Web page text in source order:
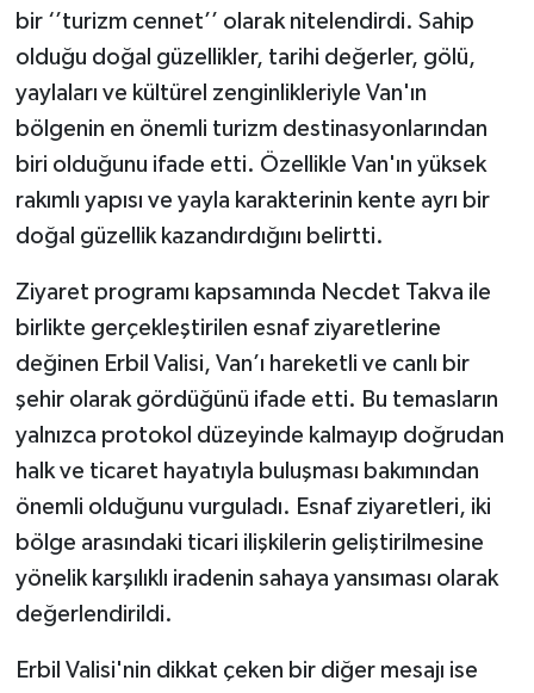
bir ‘’turizm cennet’’ olarak nitelendirdi. Sahip
olduğu doğal güzellikler, tarihi değerler, gölü,
yaylaları ve kültürel zenginlikleriyle Van'ın
bölgenin en önemli turizm destinasyonlarından
biri olduğunu ifade etti. Özellikle Van'ın yüksek
rakımlı yapısı ve yayla karakterinin kente ayrı bir
doğal güzellik kazandırdığını belirtti.
Ziyaret programı kapsamında Necdet Takva ile
birlikte gerçekleştirilen esnaf ziyaretlerine
değinen Erbil Valisi, Van’ı hareketli ve canlı bir
şehir olarak gördüğünü ifade etti. Bu temasların
yalnızca protokol düzeyinde kalmayıp doğrudan
halk ve ticaret hayatıyla buluşması bakımından
önemli olduğunu vurguladı. Esnaf ziyaretleri, iki
bölge arasındaki ticari ilişkilerin geliştirilmesine
yönelik karşılıklı iradenin sahaya yansıması olarak
değerlendirildi.
Erbil Valisi'nin dikkat çeken bir diğer mesajı ise